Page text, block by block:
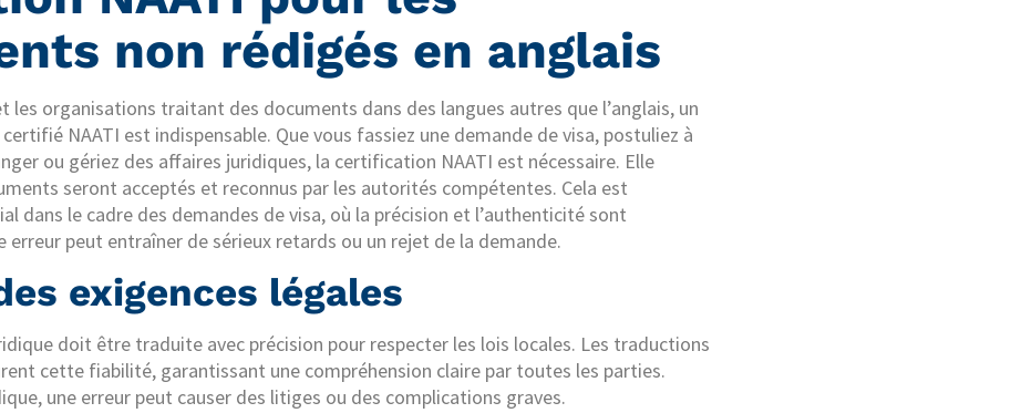
non rédigés en anglais
les organisations traitant des documents dans des langues autres que l’anglais, un
NAATI est indispensable. Que vous fassiez une demande de visa, postuliez à
ou gériez des affaires juridiques, la certification NAATI est nécessaire. Elle
seront acceptés et reconnus par les autorités compétentes. Cela est
dans le cadre des demandes de visa, où la précision et l’authenticité sont
erreur peut entraîner de sérieux retards ou un rejet de la demande.
exigences légales
doit être traduite avec précision pour respecter les lois locales. Les traductions
cette fiabilité, garantissant une compréhension claire par toutes les parties.
une erreur peut causer des litiges ou des complications graves.